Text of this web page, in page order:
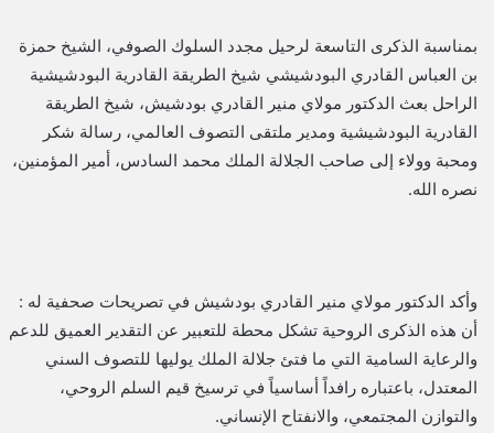
بمناسبة الذكرى التاسعة لرحيل مجدد السلوك الصوفي، الشيخ حمزة
بن العباس القادري البودشيشي شيخ الطريقة القادرية البودشيشية
الراحل بعث الدكتور مولاي منير القادري بودشيش، شيخ الطريقة
القادرية البودشيشية ومدير ملتقى التصوف العالمي، رسالة شكر
ومحبة وولاء إلى صاحب الجلالة الملك محمد السادس، أمير المؤمنين،
نصره الله.
وأكد الدكتور مولاي منير القادري بودشيش في تصريحات صحفية له :
أن هذه الذكرى الروحية تشكل محطة للتعبير عن التقدير العميق للدعم
والرعاية السامية التي ما فتئ جلالة الملك يوليها للتصوف السني
المعتدل، باعتباره رافداً أساسياً في ترسيخ قيم السلم الروحي،
والتوازن المجتمعي، والانفتاح الإنساني.